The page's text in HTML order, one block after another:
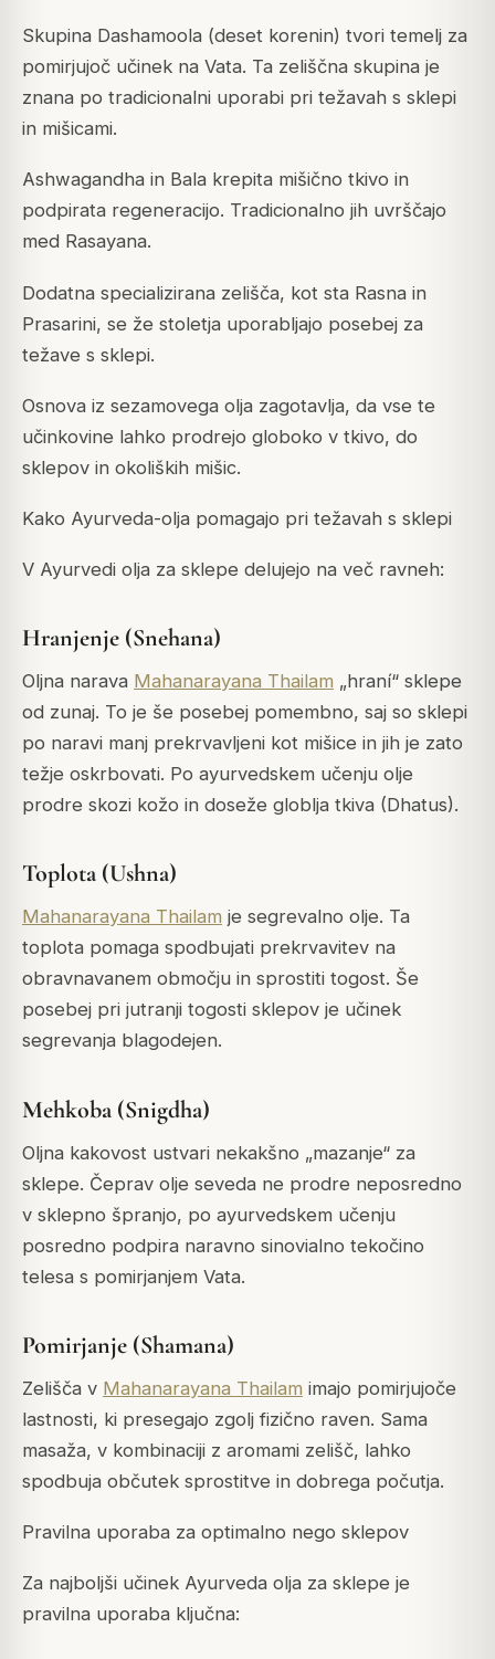
Skupina Dashamoola (deset korenin) tvori temelj za
pomirjujoč učinek na Vata. Ta zeliščna skupina je
znana po tradicionalni uporabi pri težavah s sklepi
in mišicami.
Ashwagandha in Bala krepita mišično tkivo in
podpirata regeneracijo. Tradicionalno jih uvrščajo
med Rasayana.
Dodatna specializirana zelišča, kot sta Rasna in
Prasarini, se že stoletja uporabljajo posebej za
težave s sklepi.
Osnova iz sezamovega olja zagotavlja, da vse te
učinkovine lahko prodrejo globoko v tkivo, do
sklepov in okoliških mišic.
Kako Ayurveda-olja pomagajo pri težavah s sklepi
V Ayurvedi olja za sklepe delujejo na več ravneh:
Hranjenje (Snehana)
Oljna narava Mahanarayana Thailam „hraní“ sklepe
od zunaj. To je še posebej pomembno, saj so sklepi
po naravi manj prekrvavljeni kot mišice in jih je zato
težje oskrbovati. Po ayurvedskem učenju olje
prodre skozi kožo in doseže globlja tkiva (Dhatus).
Toplota (Ushna)
Mahanarayana Thailam je segrevalno olje. Ta
toplota pomaga spodbujati prekrvavitev na
obravnavanem območju in sprostiti togost. Še
posebej pri jutranji togosti sklepov je učinek
segrevanja blagodejen.
Mehkoba (Snigdha)
Oljna kakovost ustvari nekakšno „mazanje“ za
sklepe. Čeprav olje seveda ne prodre neposredno
v sklepno špranjo, po ayurvedskem učenju
posredno podpira naravno sinovialno tekočino
telesa s pomirjanjem Vata.
Pomirjanje (Shamana)
Zelišča v Mahanarayana Thailam imajo pomirjujoče
lastnosti, ki presegajo zgolj fizično raven. Sama
masaža, v kombinaciji z aromami zelišč, lahko
spodbuja občutek sprostitve in dobrega počutja.
Pravilna uporaba za optimalno nego sklepov
Za najboljši učinek Ayurveda olja za sklepe je
pravilna uporaba ključna: